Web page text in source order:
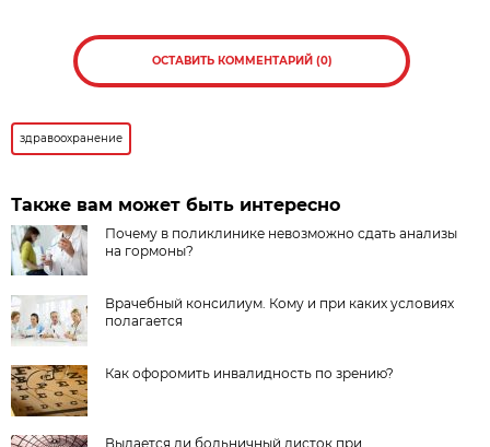
ОСТАВИТЬ КОММЕНТАРИЙ (0)
здравоохранение
Также вам может быть интересно
Почему в поликлинике невозможно сдать анализы
на гормоны?
Врачебный консилиум. Кому и при каких условиях
полагается
Как офоромить инвалидность по зрению?
Выдается ли больничный листок при